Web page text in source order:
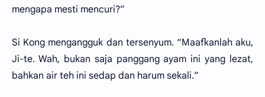
mengapa mesti mencuri?”
Si Kong mengangguk dan tersenyum. “Maafkanlah aku,
Ji-te. Wah, bukan saja panggang ayam ini yang lezat,
bahkan air teh ini sedap dan harum sekali.”